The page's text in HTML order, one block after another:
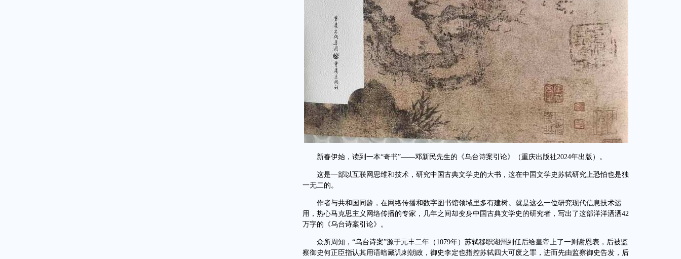
新春伊始，读到一本“奇书”——邓新民先生的《乌台诗案引论》（重庆出版社2024年出版）。
这是一部以互联网思维和技术，研究中国古典文学史的大书，这在中国文学史苏轼研究上恐怕也是独
一无二的。
作者与共和国同龄，在网络传播和数字图书馆领域里多有建树。就是这么一位研究现代信息技术运
用，热心马克思主义网络传播的专家，几年之间却变身中国古典文学史的研究者，写出了这部洋洋洒洒42
万字的《乌台诗案引论》。
众所周知，“乌台诗案”源于元丰二年（1079年）苏轼移职湖州到任后给皇帝上了一则谢恩表，后被监
察御史何正臣指认其用语暗藏讥刺朝政，御史李定也指控苏轼四大可废之罪，进而先由监察御史告发，后